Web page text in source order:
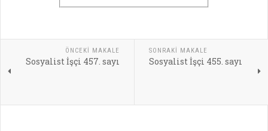
ÖNCEKI MAKALE
Sosyalist İşçi 457. sayı
SONRAKI MAKALE
Sosyalist İşçi 455. sayı